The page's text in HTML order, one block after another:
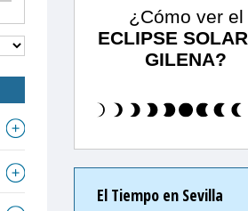
¿Cómo ver el
ECLIPSE SOLAR
GILENA?
El Tiempo en Sevilla